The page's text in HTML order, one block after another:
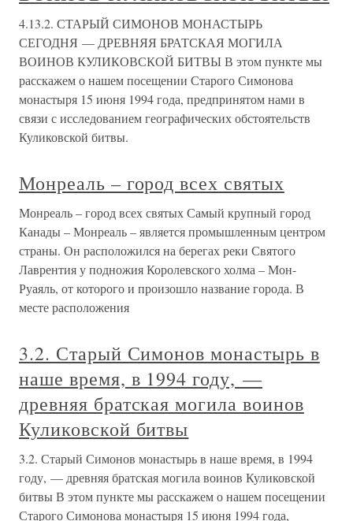
4.13.2. СТАРЫЙ СИМОНОВ МОНАСТЫРЬ
СЕГОДНЯ — ДРЕВНЯЯ БРАТСКАЯ МОГИЛА
ВОИНОВ КУЛИКОВСКОЙ БИТВЫ В этом пункте мы
расскажем о нашем посещении Старого Симонова
монастыря 15 июня 1994 года, предпринятом нами в
связи с исследованием географических обстоятельств
Куликовской битвы.
Монреаль – город всех святых
Монреаль – город всех святых Самый крупный город
Канады – Монреаль – является промышленным центром
страны. Он расположился на берегах реки Святого
Лаврентия у подножия Королевского холма – Мон-
Руаяль, от которого и произошло название города. В
месте расположения
3.2. Старый Симонов монастырь в
наше время, в 1994 году, —
древняя братская могила воинов
Куликовской битвы
3.2. Старый Симонов монастырь в наше время, в 1994
году, — древняя братская могила воинов Куликовской
битвы В этом пункте мы расскажем о нашем посещении
Старого Симонова монастыря 15 июня 1994 года,